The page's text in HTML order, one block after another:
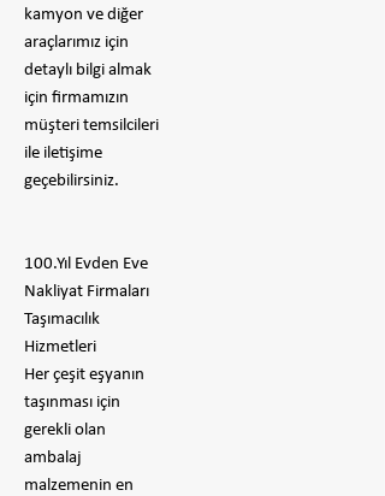
kamyon ve diğer
araçlarımız için
detaylı bilgi almak
için firmamızın
müşteri temsilcileri
ile iletişime
geçebilirsiniz.
100.Yıl Evden Eve
Nakliyat Firmaları
Taşımacılık
Hizmetleri
Her çeşit eşyanın
taşınması için
gerekli olan
ambalaj
malzemenin en